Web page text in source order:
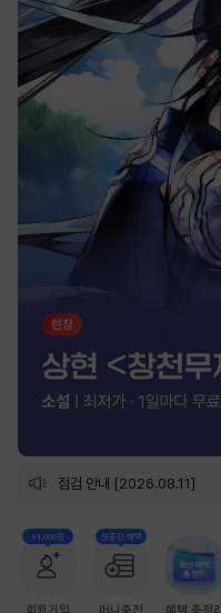
점검 안내 [2026.08.11]
+1,000원 첫충전 혜택